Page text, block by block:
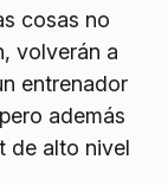
cosas no
volverán a
entrenador
pero además
de alto nivel